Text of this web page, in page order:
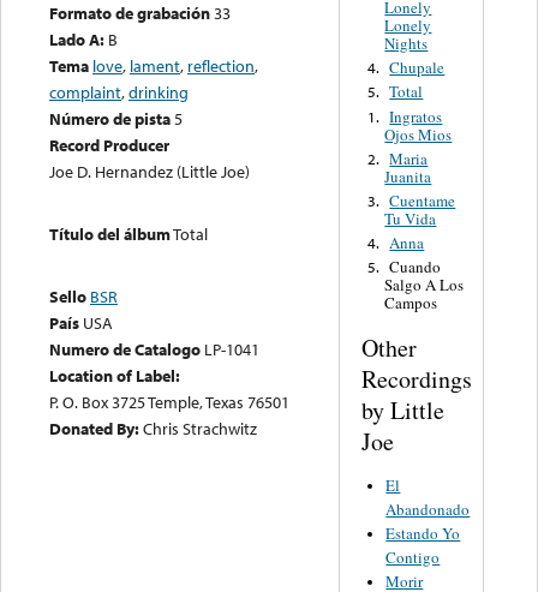
Formato de grabación33
Lado A: B
Tema love, lament, reflection,
complaint,drinking
Número de pista5
Record Producer
Joe D. Hernandez (Little Joe)
Título del álbumTotal
Sello BSR
País USA
Numero de Catalogo LP-1041
Location of Label:
P. O. Box 3725 Temple, Texas 76501
Donated By:Chris Strachwitz
Lonely
Lonely
Nights
4. Chupale
5. Total
1. Ingratos
Ojos Mios
2. Maria
Juanita
3. Cuentame
Tu Vida
4. Anna
5. Cuando
Salgo A Los
Campos
Other
Recordings
by Little
Joe
El
Abandonado
Estando Yo
Contigo
Morir